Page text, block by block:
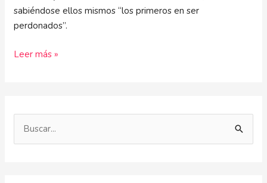
sabiéndose ellos mismos “los primeros en ser
perdonados”.
Leer más »